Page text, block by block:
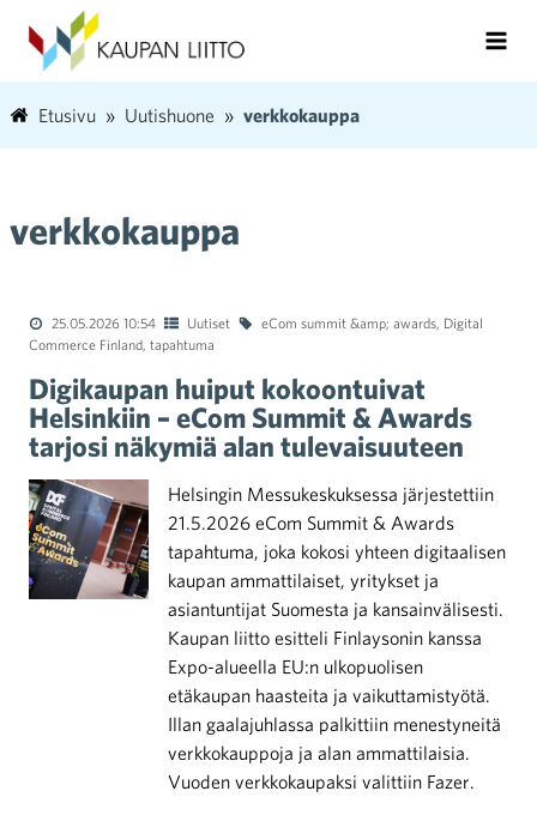
Etusivu Uutishuone verkkokauppa
verkkokauppa
25.05.2026 10:54 Uutiset eCom summit &amp; awards, Digital
Commerce Finland, tapahtuma
Digikaupan huiput kokoontuivat
Helsinkiin – eCom Summit & Awards
tarjosi näkymiä alan tulevaisuuteen
Helsingin Messukeskuksessa järjestettiin
21.5.2026 eCom Summit & Awards
tapahtuma, joka kokosi yhteen digitaalisen
kaupan ammattilaiset, yritykset ja
asiantuntijat Suomesta ja kansainvälisesti.
Kaupan liitto esitteli Finlaysonin kanssa
Expo-alueella EU:n ulkopuolisen
etäkaupan haasteita ja vaikuttamistyötä.
Illan gaalajuhlassa palkittiin menestyneitä
verkkokauppoja ja alan ammattilaisia.
Vuoden verkkokaupaksi valittiin Fazer.